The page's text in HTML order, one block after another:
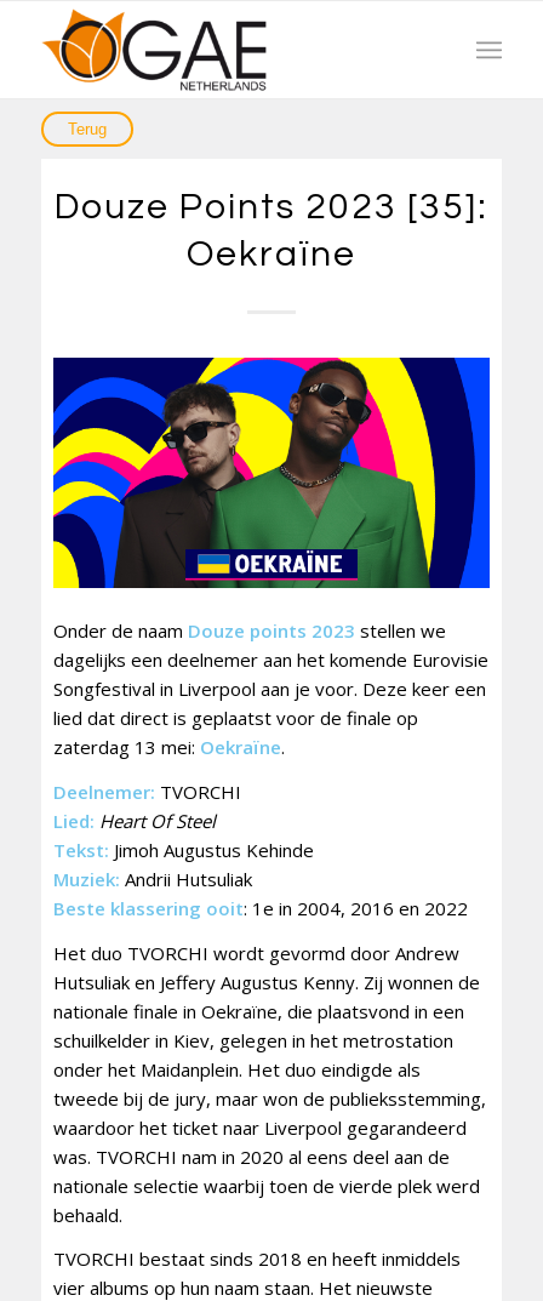
Douze Points 2023 [35]:
Oekraïne
Onder de naam Douze points 2023 stellen we
dagelijks een deelnemer aan het komende Eurovisie
Songfestival in Liverpool aan je voor. Deze keer een
lied dat direct is geplaatst voor de finale op
zaterdag 13 mei: Oekraïne.
Deelnemer: TVORCHI
Lied: Heart Of Steel
Tekst: Jimoh Augustus Kehinde
Muziek: Andrii Hutsuliak
Beste klassering ooit: 1e in 2004, 2016 en 2022
Het duo TVORCHI wordt gevormd door Andrew
Hutsuliak en Jeffery Augustus Kenny. Zij wonnen de
nationale finale in Oekraïne, die plaatsvond in een
schuilkelder in Kiev, gelegen in het metrostation
onder het Maidanplein. Het duo eindigde als
tweede bij de jury, maar won de publieksstemming,
waardoor het ticket naar Liverpool gegarandeerd
was. TVORCHI nam in 2020 al eens deel aan de
nationale selectie waarbij toen de vierde plek werd
behaald.
TVORCHI bestaat sinds 2018 en heeft inmiddels
vier albums op hun naam staan. Het nieuwste